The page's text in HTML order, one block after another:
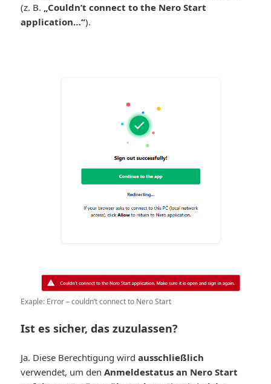
(z. B. „Couldn’t connect to the Nero Start
application…“).
Exaple: Error – couldn’t connect to Nero Start
Ist es sicher, das zuzulassen?
Ja. Diese Berechtigung wirdausschließlich
verwendet, um denAnmeldestatus an Nero Start